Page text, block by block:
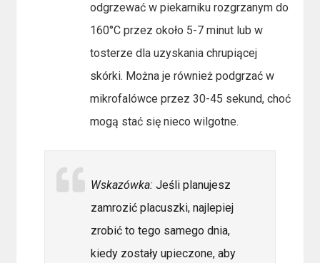
odgrzewać w piekarniku rozgrzanym do
160°C przez około 5-7 minut lub w
tosterze dla uzyskania chrupiącej
skórki. Można je również podgrzać w
mikrofalówce przez 30-45 sekund, choć
mogą stać się nieco wilgotne.
Wskazówka: Jeśli planujesz
zamrozić placuszki, najlepiej
zrobić to tego samego dnia,
kiedy zostały upieczone, aby